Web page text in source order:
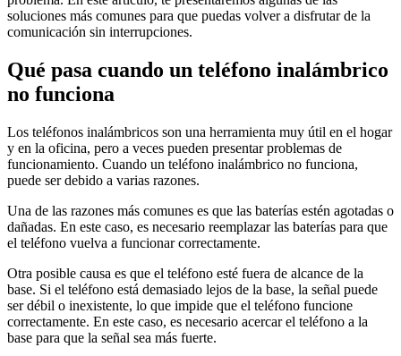
soluciones más comunes para que puedas volver a disfrutar de la
comunicación sin interrupciones.
Qué pasa cuando un teléfono inalámbrico
no funciona
Los teléfonos inalámbricos son una herramienta muy útil en el hogar
y en la oficina, pero a veces pueden presentar problemas de
funcionamiento. Cuando un teléfono inalámbrico no funciona,
puede ser debido a varias razones.
Una de las razones más comunes es que las baterías estén agotadas o
dañadas. En este caso, es necesario reemplazar las baterías para que
el teléfono vuelva a funcionar correctamente.
Otra posible causa es que el teléfono esté fuera de alcance de la
base. Si el teléfono está demasiado lejos de la base, la señal puede
ser débil o inexistente, lo que impide que el teléfono funcione
correctamente. En este caso, es necesario acercar el teléfono a la
base para que la señal sea más fuerte.